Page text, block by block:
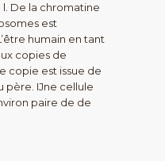
l. De la chromatine
est
humain en tant
copies de
copie est issue de
père. IJne cellule
paire de de